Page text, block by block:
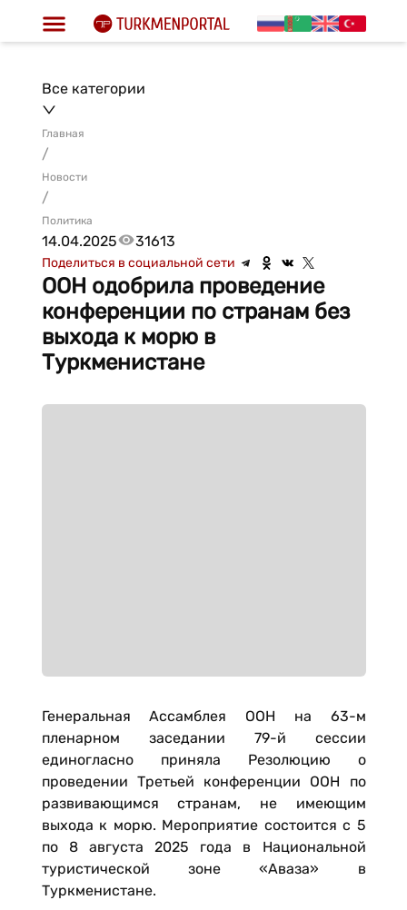
Все категории
Главная
/
Новости
/
Политика
14.04.2025 31613
Поделиться в социальной сети
ООН одобрила проведение
конференции по странам без
выхода к морю в
Туркменистане
Генеральная Ассамблея ООН на 63-м
пленарном заседании 79-й сессии
единогласно приняла Резолюцию о
проведении Третьей конференции ООН по
развивающимся странам, не имеющим
выхода к морю. Мероприятие состоится с 5
по 8 августа 2025 года в Национальной
туристической зоне «Аваза» в
Туркменистане.